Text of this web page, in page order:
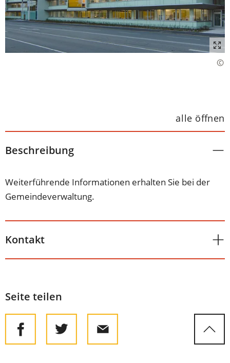
alle öffnen
Beschreibung
Weiterführende Informationen erhalten Sie bei der
Gemeindeverwaltung.
Kontakt
Seite teilen